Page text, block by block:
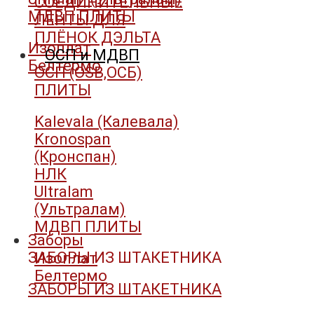
ЛЕНТЫ ДЛЯ
ПЛЁНОК ДЭЛЬТА
ОСП и МДВП
ОСП (OSB,ОСБ)
ПЛИТЫ
Kalevala (Калевала)
Kronospan
(Кронспан)
НЛК
Ultralam
(Ультралам)
МДВП ПЛИТЫ
Изоплат
Белтермо
МДВП ПЛИТЫ
Изоплат
Белтермо
Заборы
ЗАБОРЫ ИЗ ШТАКЕТНИКА
ЗАБОРЫ ИЗ ШТАКЕТНИКА